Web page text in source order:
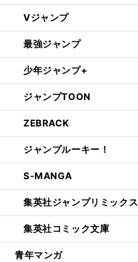
Vジャンプ
最強ジャンプ
少年ジャンプ+
ジャンプTOON
ZEBRACK
ジャンプルーキー！
S-MANGA
集英社ジャンプリミックス
集英社コミック文庫
青年マンガ